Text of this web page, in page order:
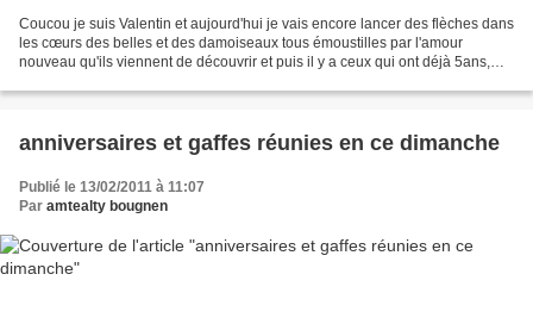
Coucou je suis Valentin et aujourd'hui je vais encore lancer des flèches dans
les cœurs des belles et des damoiseaux tous émoustilles par l'amour
nouveau qu'ils viennent de découvrir et puis il y a ceux qui ont déjà 5ans,
anniversaires et gaffes réunies en ce dimanche
Publié le 13/02/2011 à 11:07
Par amtealty bougnen